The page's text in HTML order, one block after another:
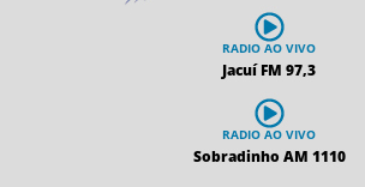
RADIO AO VIVO
Jacuí FM 97,3
RADIO AO VIVO
Sobradinho AM 1110